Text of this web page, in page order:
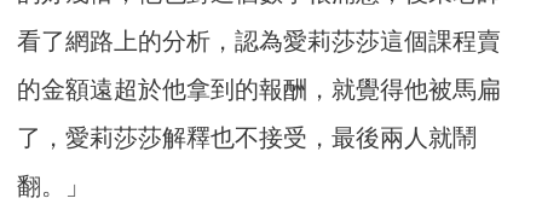
看了網路上的分析，認為愛莉莎莎這個課程賣
的金額遠超於他拿到的報酬，就覺得他被馬扁
了，愛莉莎莎解釋也不接受，最後兩人就鬧
翻。」